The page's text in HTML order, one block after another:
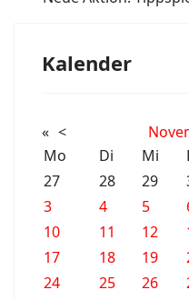
Kalender
« <
Mo
Di Mi
27
28 29
3
4 5
10
11 12
17
18 19
24
25 26